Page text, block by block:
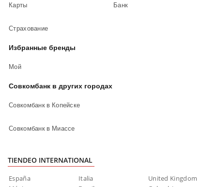
Карты Банк
Страхование
Избранные бренды
Мой
Совкомбанк в других городах
Совкомбанк в Копейске
Совкомбанк в Миассе
TIENDEO INTERNATIONAL
España Italia
United Kingdom